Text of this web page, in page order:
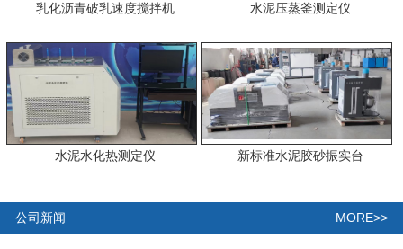
乳化沥青破乳速度搅拌机 水泥压蒸釜测定仪
水泥水化热测定仪 新标准水泥胶砂振实台
公司新闻 MORE>>